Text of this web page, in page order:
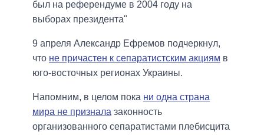
был на референдуме в 2004 году на
выборах президента"
9 апреля Александр Ефремов подчеркнул,
что не причастен к сепаратистским акциям в
юго-восточных регионах Украины.
Напомним, в целом пока ни одна страна
мира не признала законность
организованного сепаратистами плебисцита